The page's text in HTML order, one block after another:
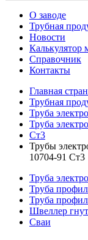
О заводе
Трубная
Новости
Калькулятор
Справочник
Контакты
Главная
Трубная
Труба
Труба
Ст3
Трубы
10704-91 Ст3
Труба
Труба
Труба
Швеллер
Сваи